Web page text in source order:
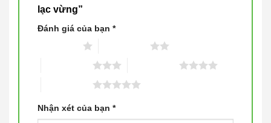
lạc vừng”
Đánh giá của bạn *
Nhận xét của bạn *